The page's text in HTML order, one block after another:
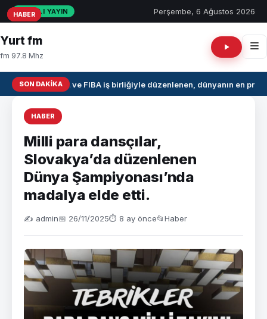
CANLI YAYIN Perşembe, 6 Ağustos 2026
Yurt fm
fm 97.8 Mhz
SON DAKIKANBA ve FIBA iş birliğiyle düzenlenen, dünyanın en
HABER
Milli para dansçılar,
Slovakya’da düzenlenen
Dünya Şampiyonası’nda
madalya elde etti.
✍️ admin📅 26/11/2025⏱ 8 ay önce📂Haber
HABER
HABER
HABER